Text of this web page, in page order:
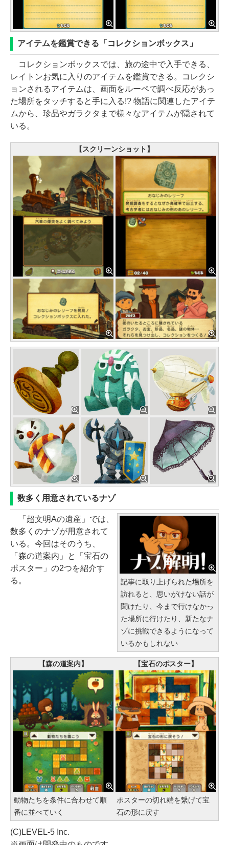
アイテムを鑑賞できる「コレクションボックス」
コレクションボックスでは、旅の途中で入手できる、
レイトンお気に入りのアイテムを鑑賞できる。コレクシ
ョンされるアイテムは、画面をルーペで調べ反応があっ
た場所をタッチすると手に入る!? 物語に関連したアイテ
ムから、珍品やガラクタまで様々なアイテムが隠されて
いる。
【スクリーンショット】
数多く用意されているナゾ
記事に取り上げられた場所を
訪れると、思いがけない話が
聞けたり、今まで行けなかっ
た場所に行けたり、新たなナ
ゾに挑戦できるようになって
いるかもしれない
「超文明Aの遺産」では、
数多くのナゾが用意されて
いる。今回はそのうち、
「森の道案内」と「宝石の
ポスター」の2つを紹介す
る。
【森の道案内】 【宝石のポスター】
動物たちを条件に合わせて順
番に並べていく
ポスターの切れ端を繋げて宝
石の形に戻す
(C)LEVEL-5 Inc.